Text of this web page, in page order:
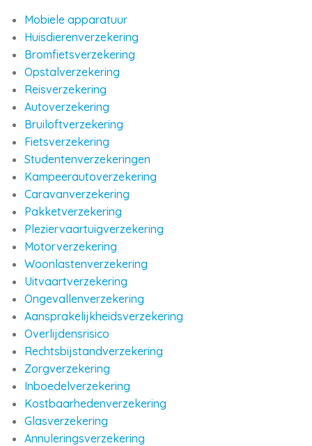
Mobiele apparatuur
Huisdierenverzekering
Bromfietsverzekering
Opstalverzekering
Reisverzekering
Autoverzekering
Bruiloftverzekering
Fietsverzekering
Studentenverzekeringen
Kampeerautoverzekering
Caravanverzekering
Pakketverzekering
Pleziervaartuigverzekering
Motorverzekering
Woonlastenverzekering
Uitvaartverzekering
Ongevallenverzekering
Aansprakelijkheidsverzekering
Overlijdensrisico
Rechtsbijstandverzekering
Zorgverzekering
Inboedelverzekering
Kostbaarhedenverzekering
Glasverzekering
Annuleringsverzekering